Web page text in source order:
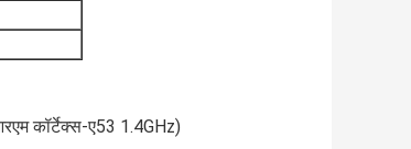
कॉर्टेक्स-ए53 1.4GHz)